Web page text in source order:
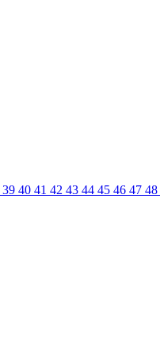
39 40 41 42 43 44 45 46 47 48